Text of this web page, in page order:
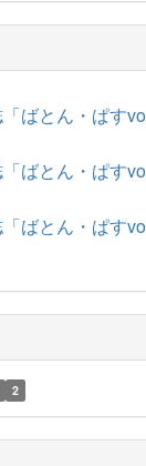
ばとん・ぱす
ばとん・ぱす
ばとん・ぱす
2